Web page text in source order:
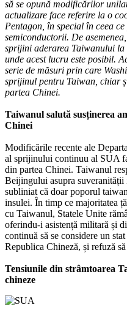
să se opună modificărilor
actualizare face referire la o
Pentagon, în special în ceea
semiconductorii. De
sprijini aderarea Taiwanului
unde acest lucru este posibil.
serie de măsuri prin care
sprijinul pentru Taiwan, chiar
partea Chinei.
Taiwanul salută susținerea
Chinei
Modificările recente ale
al sprijinului continuu al SUA
din partea Chinei. Taiwanul
Beijingului asupra
subliniat că doar poporul
insulei. În timp ce majoritatea
cu Taiwanul, Statele Unite
oferindu-i asistență militară și
continuă să se considere un
Republica Chineză, și refuză
Tensiunile din strâmtoarea
chineze